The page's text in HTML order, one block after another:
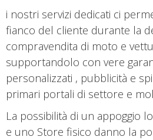
i nostri servizi dedicati ci
fianco del cliente durante la
compravendita di moto e
supportandolo con vere
personalizzati , pubblicità e
primari portali di settore e
La possibilità di un appoggio
e uno Store fisico danno la